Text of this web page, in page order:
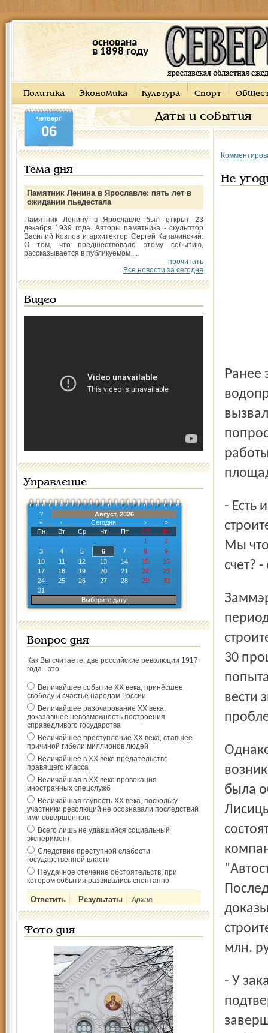
основана
в 1898 году
Политика Экономика Культура Спорт
Даты и события
четверг
06
Тема дня
Памятник Ленина в Ярославле: пять лет в
ожидании пьедестала
Памятник Ленину в Ярославле был открыт 23
декабря 1939 года. Авторы памятника - скульптор
Василий Козлов и архитектор Сергей Капачинский.
О том, что предшествовало этому событию,
рассказывается в публикуемом ...
прочитать
Все новости за сегодня
Видео
Управление
?
Август, 2026
«
‹ Сегодня ›
»
Пн
Вт Ср Чт Пт Сб
Вс
1
2
3
4 5 6 7 8
9
10
11 12 13 14 15
16
17
18 19 20 21 22
23
24
25 26 27 28 29
30
31
Выберите дату
Вопрос дня
Как Вы считаете, две российские революции 1917
года - это
Величайшее событие ХХ века, принёсшее
свободу и счастье народам России
Величайшее разочарование ХХ века,
доказавшее невозможность построения
справедливого государства
Величайшее преступление ХХ века, ставшее
причиной гибели миллионов людей
Величайшее в ХХ веке предательство
правящего класса
Величайшая в ХХ веке провокация
иностранных спецслужб
Величайшая глупость ХХ века, поскольку
участники революций не осознавали последствий
ими совершённого
Всего лишь не удавшийся социальный
эксперимент
Следствие преступной слабости
государственной власти
Неудачное стечение обстоятельств, при
котором события развивались спонтанно
Архив
Фото дня
Не
Ранее запланированные вопросы о программах развития
- Есть информация, что у инвестора - риэлтерско-
Мы
счет?
Заммэра Владимир Смирнов подтвердил, что в зимний
30
вести
Однако вопрос о том, есть ли у инвестора деньги,
была
млн.
- У заказчика имеются документы, которые